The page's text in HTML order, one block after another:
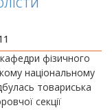
фізичного
національному
товариська
секції